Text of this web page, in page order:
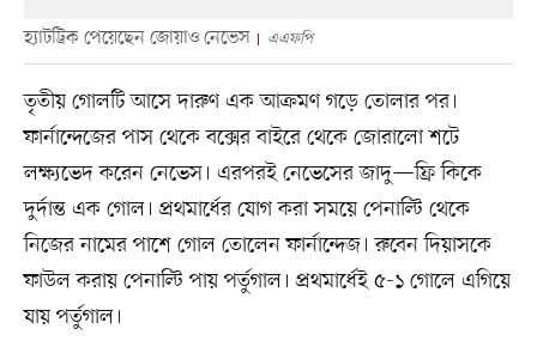
হ্যাটট্রিক পেয়েছেন জোয়াও নেভেস এএফপি
তৃতীয় গোলটি আসে দারুণ এক আক্রমণ গড়ে তোলার পর।
ফার্নান্দেজের পাস থেকে বক্সের বাইরে থেকে জোরালো শটে
লক্ষ্যভেদ করেন নেভেস। এরপরই নেভেসের জাদু—ফ্রি কিকে
দুর্দান্ত এক গোল। প্রথমার্ধের যোগ করা সময়ে পেনাল্টি থেকে
নিজের নামের পাশে গোল তোলেন ফার্নান্দেজ। রুবেন দিয়াসকে
ফাউল করায় পেনাল্টি পায় পর্তুগাল। প্রথমার্ধেই ৫-১ গোলে এগিয়ে
যায় পর্তুগাল।